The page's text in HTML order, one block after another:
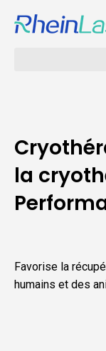
la
Favorise la
humains et des